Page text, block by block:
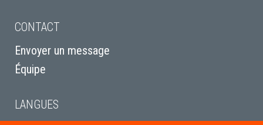
CONTACT
Envoyer un message
Équipe
LANGUES